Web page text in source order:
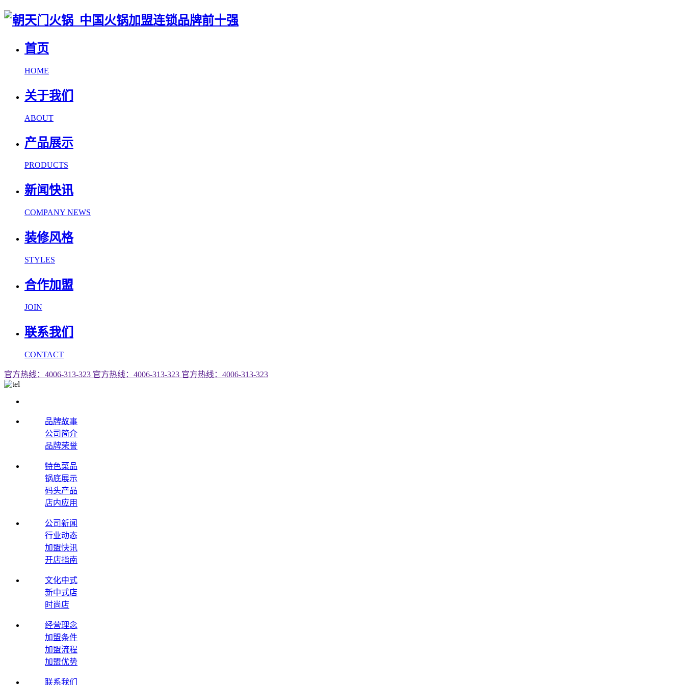
首页
HOME
关于我们
ABOUT
产品展示
PRODUCTS
新闻快讯
COMPANY NEWS
装修风格
STYLES
合作加盟
JOIN
联系我们
CONTACT
官方热线：4006-313-323 官方热线：4006-313-323 官方热线：4006-313-323
品牌故事
公司简介
品牌荣誉
特色菜品
锅底展示
码头产品
店内应用
公司新闻
行业动态
加盟快讯
开店指南
文化中式
新中式店
时尚店
经营理念
加盟条件
加盟流程
加盟优势
联系我们